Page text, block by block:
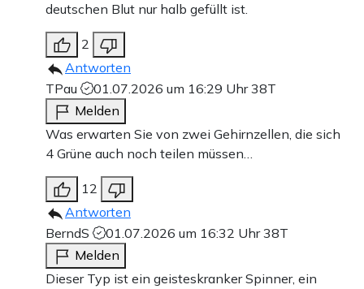
deutschen Blut nur halb gefüllt ist.
2
Antworten
TPau
01.07.2026 um 16:29 Uhr38T
Melden
Was erwarten Sie von zwei Gehirnzellen, die sich
4 Grüne auch noch teilen müssen…
12
Antworten
BerndS
01.07.2026 um 16:32 Uhr38T
Melden
Dieser Typ ist ein geisteskranker Spinner, ein